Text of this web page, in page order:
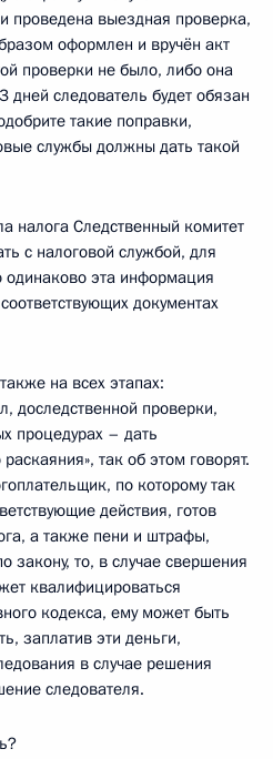
выездная проверка,
оформлен и вручён акт
проверки не было, либо она
дней следователь будет обязан
такие поправки,
службы должны дать такой
налога Следственный комитет
с налоговой службой, для
одинаково эта информация
документах
на всех этапах:
доследственной проверки,
процедурах – дать
так об этом говорят.
по которому так
действия, готов
а также пени и штрафы,
закону, то, в случае свершения
квалифицироваться
кодекса, ему может быть
заплатив эти деньги,
в случае решения
следователя.